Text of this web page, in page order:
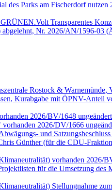
Parks am Fischerdorf
Transparentes
Nr. 2026/AN/1596-
Rostock &
Kurabgabe mit ÖPNV-Anteil
2026/BV/1648 ungeändert
2026/DV/1666
und
Günther (für die CDU-
vorhanden 2026/
für die Umsetzung des
Stellungnahme